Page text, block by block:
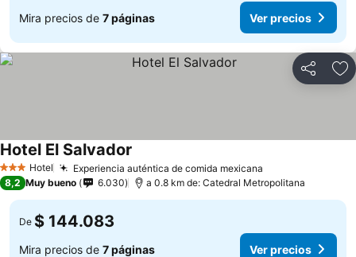
Mira precios de 7 páginas Ver precios
Compartir
3 Estrellas
Hotel Experiencia auténtica de comida mexicana
Hotel El Salvador
8,2 Muy bueno 6.030 a 0.8 km de: Catedral Metropolitana
De $ 144.083
Mira precios de 7 páginas Ver precios